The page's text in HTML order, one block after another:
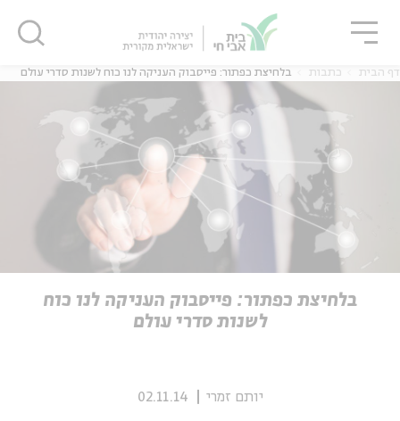
אנגלית
דף הבית כתבות בלחיצת כפתור: פייסבוק העניקה לנו כוח לשנות סדרי עולם
בלחיצת כפתור: פייסבוק העניקה לנו כוח
לשנות סדרי עולם
יותם זמרי 02.11.14
סגור